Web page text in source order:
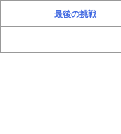
最後の挑戦